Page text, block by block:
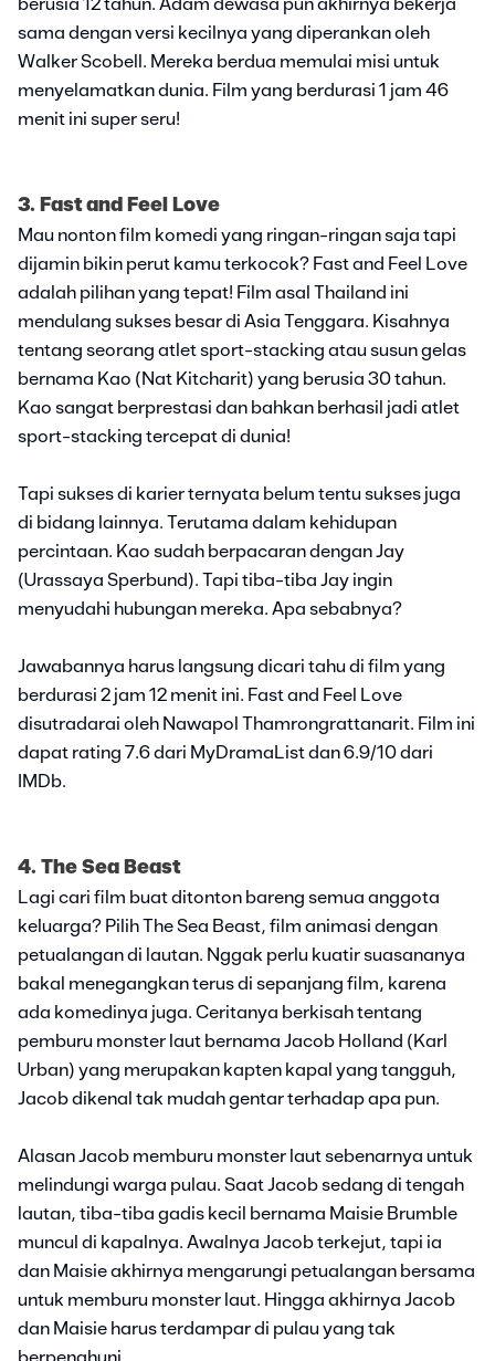
berusia 12 tahun. Adam dewasa pun akhirnya bekerja
sama dengan versi kecilnya yang diperankan oleh
Walker Scobell. Mereka berdua memulai misi untuk
menyelamatkan dunia. Film yang berdurasi 1 jam 46
menit ini super seru!
3. Fast and Feel Love
Mau nonton film komedi yang ringan-ringan saja tapi
dijamin bikin perut kamu terkocok? Fast and Feel Love
adalah pilihan yang tepat! Film asal Thailand ini
mendulang sukses besar di Asia Tenggara. Kisahnya
tentang seorang atlet sport-stacking atau susun gelas
bernama Kao (Nat Kitcharit) yang berusia 30 tahun.
Kao sangat berprestasi dan bahkan berhasil jadi atlet
sport-stacking tercepat di dunia!
Tapi sukses di karier ternyata belum tentu sukses juga
di bidang lainnya. Terutama dalam kehidupan
percintaan. Kao sudah berpacaran dengan Jay
(Urassaya Sperbund). Tapi tiba-tiba Jay ingin
menyudahi hubungan mereka. Apa sebabnya?
Jawabannya harus langsung dicari tahu di film yang
berdurasi 2 jam 12 menit ini. Fast and Feel Love
disutradarai oleh Nawapol Thamrongrattanarit. Film ini
dapat rating 7.6 dari MyDramaList dan 6.9/10 dari
IMDb.
4. The Sea Beast
Lagi cari film buat ditonton bareng semua anggota
keluarga? Pilih The Sea Beast, film animasi dengan
petualangan di lautan. Nggak perlu kuatir suasananya
bakal menegangkan terus di sepanjang film, karena
ada komedinya juga. Ceritanya berkisah tentang
pemburu monster laut bernama Jacob Holland (Karl
Urban) yang merupakan kapten kapal yang tangguh,
Jacob dikenal tak mudah gentar terhadap apa pun.
Alasan Jacob memburu monster laut sebenarnya untuk
melindungi warga pulau. Saat Jacob sedang di tengah
lautan, tiba-tiba gadis kecil bernama Maisie Brumble
muncul di kapalnya. Awalnya Jacob terkejut, tapi ia
dan Maisie akhirnya mengarungi petualangan bersama
untuk memburu monster laut. Hingga akhirnya Jacob
dan Maisie harus terdampar di pulau yang tak